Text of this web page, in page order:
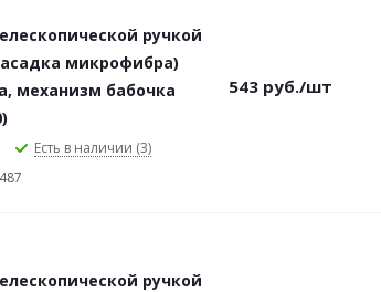
ручкой
микрофибра)
механизм бабочка
Есть в наличии (3)
543 руб./шт
ручкой